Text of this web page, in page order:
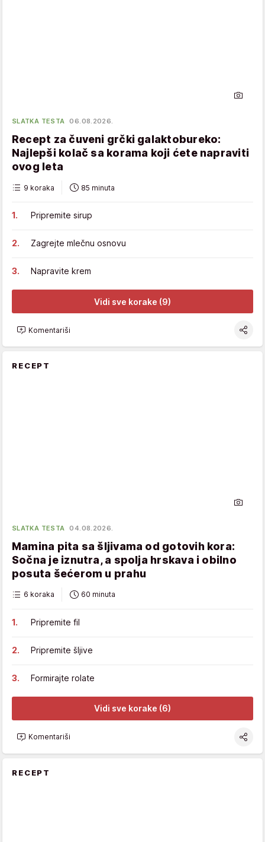
SLATKA TESTA 06.08.2026.
Recept za čuveni grčki galaktobureko:
Najlepši kolač sa korama koji ćete napraviti
ovog leta
9 koraka 85 minuta
Pripremite sirup
Zagrejte mlečnu osnovu
Napravite krem
Vidi sve korake (9)
Komentariši
RECEPT
SLATKA TESTA 04.08.2026.
Mamina pita sa šljivama od gotovih kora:
Sočna je iznutra, a spolja hrskava i obilno
posuta šećerom u prahu
6 koraka 60 minuta
Pripremite fil
Pripremite šljive
Formirajte rolate
Vidi sve korake (6)
Komentariši
RECEPT